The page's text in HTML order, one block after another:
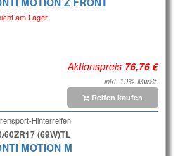
am Lager
Aktionspreis
inkl. 19% MwSt.
Reifen kaufen
Hinterreifen
60ZR17 (69W)TL
MOTION M